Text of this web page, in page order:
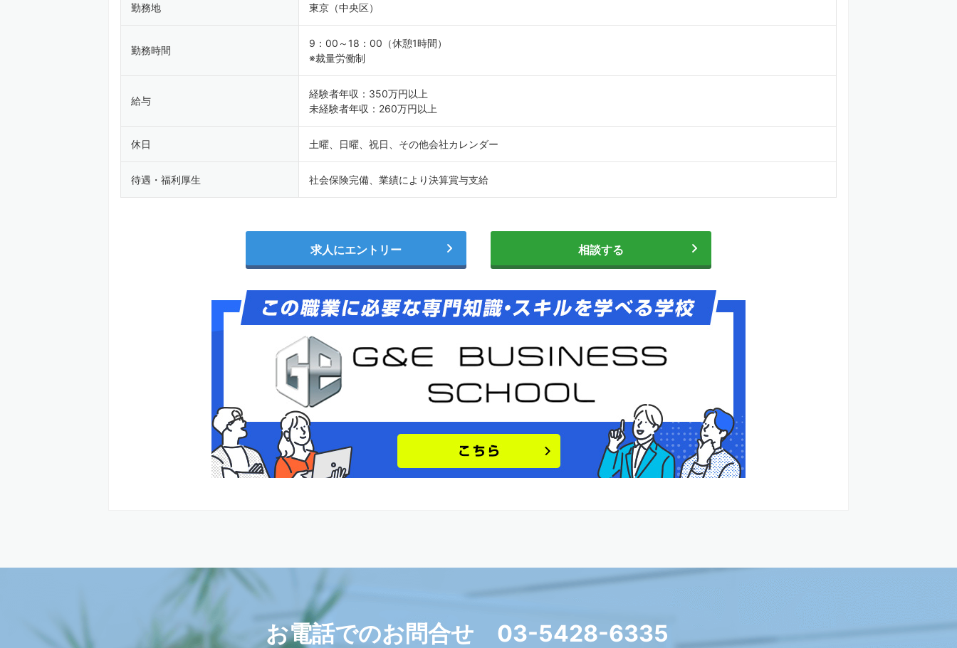
勤務地 東京（中央区）
勤務時間
9：00～18：00（休憩1時間）
※裁量労働制
給与
経験者年収：350万円以上
未経験者年収：260万円以上
休日 土曜、日曜、祝日、その他会社カレンダー
待遇・福利厚生 社会保険完備、業績により決算賞与支給
求人にエントリー 相談する
お電話でのお問合せ 03-5428-6335